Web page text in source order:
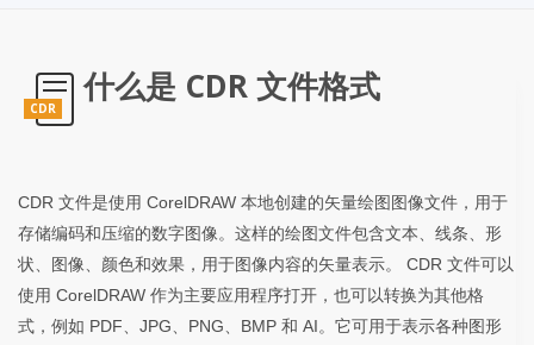
CDR
什么是 CDR 文件格式
CDR 文件是使用 CorelDRAW 本地创建的矢量绘图图像文件，用于
存储编码和压缩的数字图像。这样的绘图文件包含文本、线条、形
状、图像、颜色和效果，用于图像内容的矢量表示。 CDR 文件可以
使用 CorelDRAW 作为主要应用程序打开，也可以转换为其他格
式，例如 PDF、JPG、PNG、BMP 和 AI。它可用于表示各种图形